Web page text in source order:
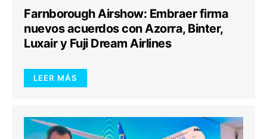
Farnborough Airshow: Embraer firma
nuevos acuerdos con Azorra, Binter,
Luxair y Fuji Dream Airlines
LEER MÁS